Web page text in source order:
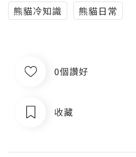
熊貓冷知識
熊貓日常
0個讚好
收藏